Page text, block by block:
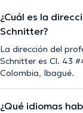
¿Cuál es la
Schnitter?
La dirección del
Schnitter es Cl. 43
Colombia, Ibagué.
¿Qué idiomas